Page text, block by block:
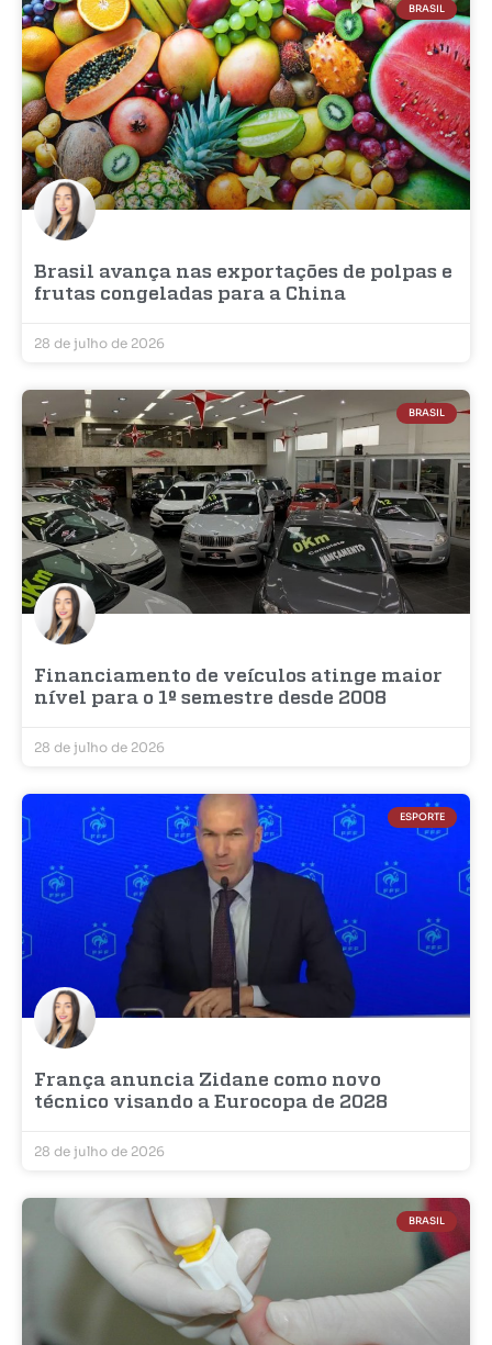
BRASIL
Brasil avança nas exportações de polpas e
frutas congeladas para a China
28 de julho de 2026
BRASIL
Financiamento de veículos atinge maior
nível para o 1º semestre desde 2008
28 de julho de 2026
ESPORTE
França anuncia Zidane como novo
técnico visando a Eurocopa de 2028
28 de julho de 2026
BRASIL